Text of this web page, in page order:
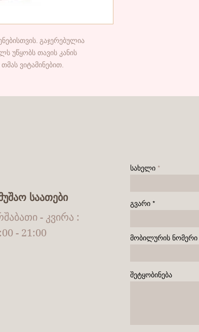
გაჯერებულია
უწყობს თავის კანის
ვიტამინებით.
საათები
- კვირა :
- 21:00
სახელი
გვარი
მობილურის ნომერი
შეტყობინება